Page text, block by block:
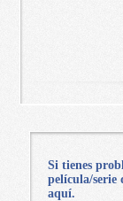
Si tienes
película/serie
aquí.